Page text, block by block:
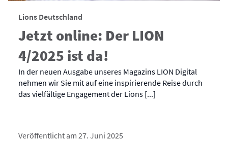
Lions Deutschland
Jetzt online: Der LION
4/2025 ist da!
In der neuen Ausgabe unseres Magazins LION Digital
nehmen wir Sie mit auf eine inspirierende Reise durch
das vielfältige Engagement der Lions [...]
Veröffentlicht am 27. Juni 2025